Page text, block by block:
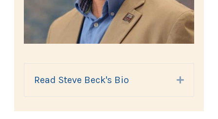
Read Steve Beck's Bio Expand